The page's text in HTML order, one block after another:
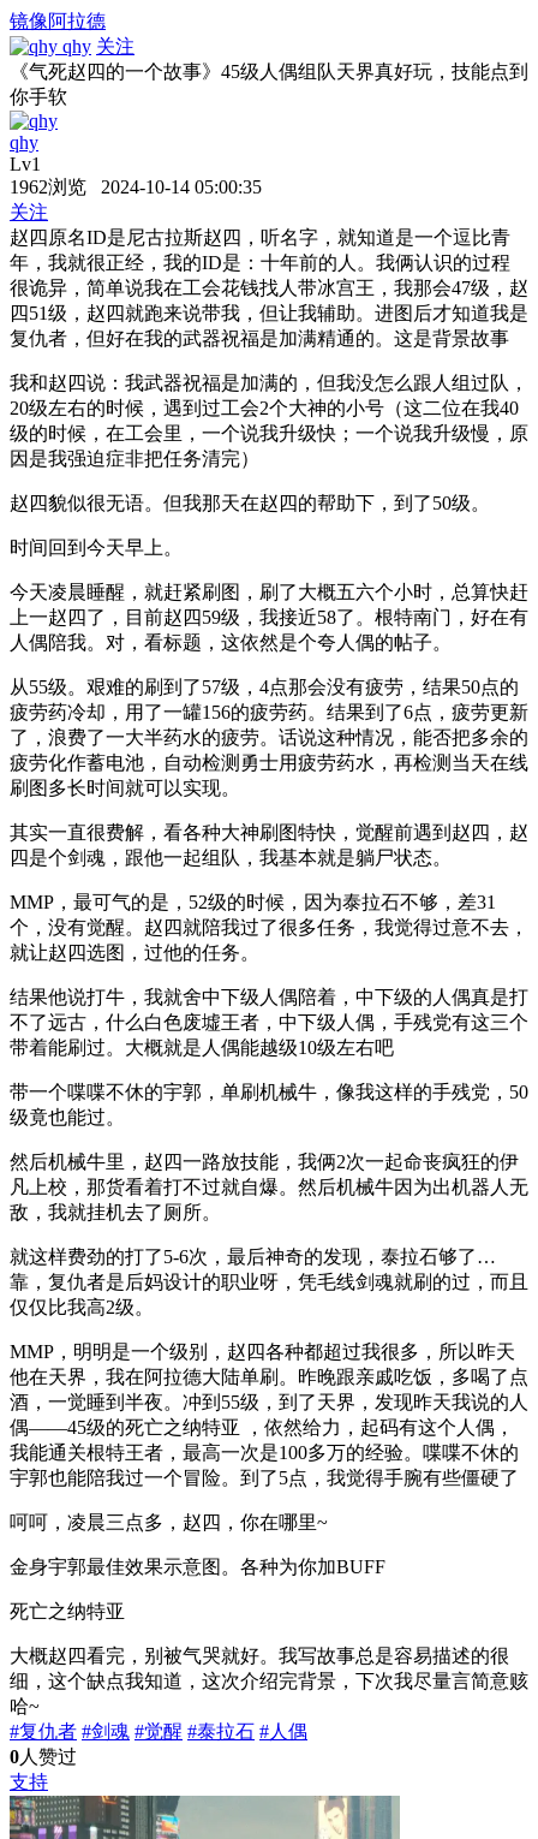
镜像阿拉德
qhy 关注
《气死赵四的一个故事》45级人偶组队天界真好玩，技能点到
你手软
qhy
Lv1
1962浏览 2024-10-14 05:00:35
关注
赵四原名ID是尼古拉斯赵四，听名字，就知道是一个逗比青
年，我就很正经，我的ID是：十年前的人。我俩认识的过程
很诡异，简单说我在工会花钱找人带冰宫王，我那会47级，赵
四51级，赵四就跑来说带我，但让我辅助。进图后才知道我是
复仇者，但好在我的武器祝福是加满精通的。这是背景故事
我和赵四说：我武器祝福是加满的，但我没怎么跟人组过队，
20级左右的时候，遇到过工会2个大神的小号（这二位在我40
级的时候，在工会里，一个说我升级快；一个说我升级慢，原
因是我强迫症非把任务清完）
赵四貌似很无语。但我那天在赵四的帮助下，到了50级。
时间回到今天早上。
今天凌晨睡醒，就赶紧刷图，刷了大概五六个小时，总算快赶
上一赵四了，目前赵四59级，我接近58了。根特南门，好在有
人偶陪我。对，看标题，这依然是个夸人偶的帖子。
从55级。艰难的刷到了57级，4点那会没有疲劳，结果50点的
疲劳药冷却，用了一罐156的疲劳药。结果到了6点，疲劳更新
了，浪费了一大半药水的疲劳。话说这种情况，能否把多余的
疲劳化作蓄电池，自动检测勇士用疲劳药水，再检测当天在线
刷图多长时间就可以实现。
其实一直很费解，看各种大神刷图特快，觉醒前遇到赵四，赵
四是个剑魂，跟他一起组队，我基本就是躺尸状态。
MMP，最可气的是，52级的时候，因为泰拉石不够，差31
个，没有觉醒。赵四就陪我过了很多任务，我觉得过意不去，
就让赵四选图，过他的任务。
结果他说打牛，我就舍中下级人偶陪着，中下级的人偶真是打
不了远古，什么白色废墟王者，中下级人偶，手残党有这三个
带着能刷过。大概就是人偶能越级10级左右吧
带一个喋喋不休的宇郭，单刷机械牛，像我这样的手残党，50
级竟也能过。
然后机械牛里，赵四一路放技能，我俩2次一起命丧疯狂的伊
凡上校，那货看着打不过就自爆。然后机械牛因为出机器人无
敌，我就挂机去了厕所。
就这样费劲的打了5-6次，最后神奇的发现，泰拉石够了…
靠，复仇者是后妈设计的职业呀，凭毛线剑魂就刷的过，而且
仅仅比我高2级。
MMP，明明是一个级别，赵四各种都超过我很多，所以昨天
他在天界，我在阿拉德大陆单刷。昨晚跟亲戚吃饭，多喝了点
酒，一觉睡到半夜。冲到55级，到了天界，发现昨天我说的人
偶——45级的死亡之纳特亚 ，依然给力，起码有这个人偶，
我能通关根特王者，最高一次是100多万的经验。喋喋不休的
宇郭也能陪我过一个冒险。到了5点，我觉得手腕有些僵硬了
呵呵，凌晨三点多，赵四，你在哪里~
金身宇郭最佳效果示意图。各种为你加BUFF
死亡之纳特亚
大概赵四看完，别被气哭就好。我写故事总是容易描述的很
细，这个缺点我知道，这次介绍完背景，下次我尽量言简意赅
哈~
#复仇者 #剑魂 #觉醒 #泰拉石 #人偶
0人赞过
支持